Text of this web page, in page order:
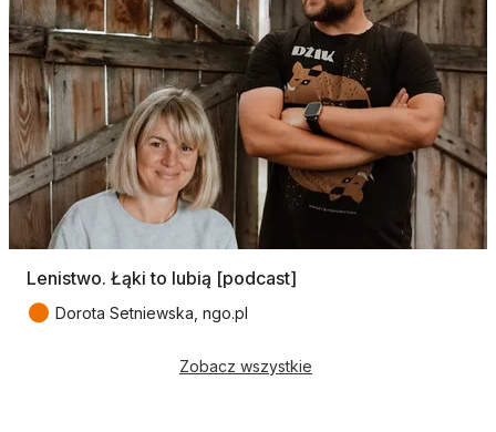
Lenistwo. Łąki to lubią [podcast]
● Dorota Setniewska, ngo.pl
Zobacz wszystkie